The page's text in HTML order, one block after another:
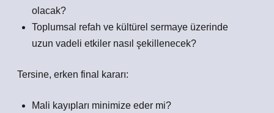
olacak?
Toplumsal refah ve kültürel sermaye üzerinde
uzun vadeli etkiler nasıl şekillenecek?
Tersine, erken final kararı:
Mali kayıpları minimize eder mi?